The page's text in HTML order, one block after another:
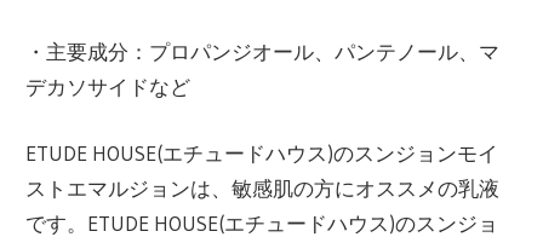
・主要成分：プロパンジオール、パンテノール、マ
デカソサイドなど
ETUDE HOUSE(エチュードハウス)のスンジョンモイ
ストエマルジョンは、敏感肌の方にオススメの乳液
です。ETUDE HOUSE(エチュードハウス)のスンジョ